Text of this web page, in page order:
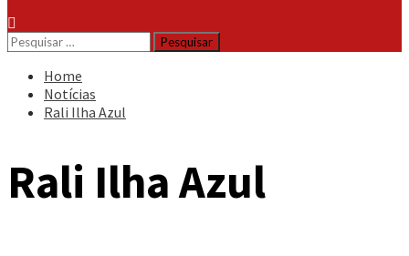
Pesquisar
por:
Home
Notícias
Rali Ilha Azul
Rali Ilha Azul